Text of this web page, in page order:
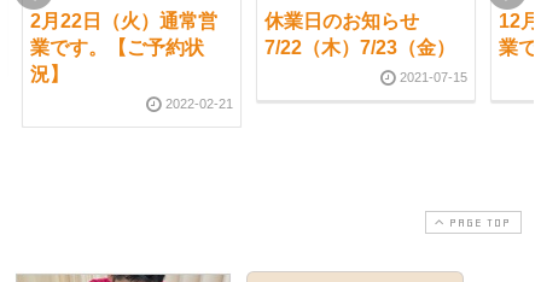
2月22日（火）通常営
業です。【ご予約状
況】
2022-02-21
休業日のお知らせ
7/22（木）7/23（金）
2021-07-15
12
業
PAGE TOP